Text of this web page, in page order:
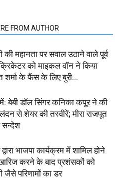
FROM AUTHOR
की महानता पर सवाल उठाने वाले पूर्व
को माइकल वॉन ने किया
शर्मा के फैंस के लिए बुरी...
बेबी डॉल सिंगर कनिका कपूर ने की
से शेयर की तस्वीरें; मीरा राजपूत
सन्देश
भाजपा कार्यक्रम में शामिल होने
करने के बाद प्रशंसकों को
जैसे परिणामों का डर